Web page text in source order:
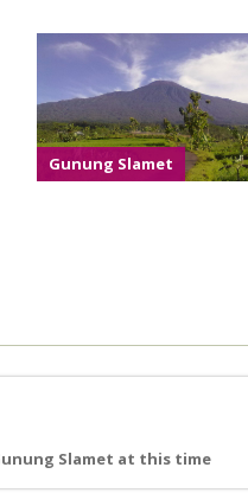
Gunung Slamet
Slamet at this time